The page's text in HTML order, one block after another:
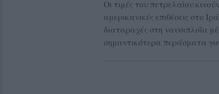
Οι τιμές του πετρελαίου
αμερικανικές επιθέσεις στο
διαταραχές στη ναυσιπλοΐα
σημαντικότερα περάσματα